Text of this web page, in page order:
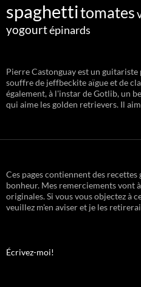
spaghettitomates
yogourtépinards
Pierre Castonguay est un
souffre de jeffbeckite aïgue et de
également, à l'instar de Gotlib, un
qui aime les golden retrievers. Il
Ces pages contiennent des
bonheur. Mes remerciements vont
originales. Si vous vous objectez à
veuillez m'en aviser et je les
Écrivez-moi!